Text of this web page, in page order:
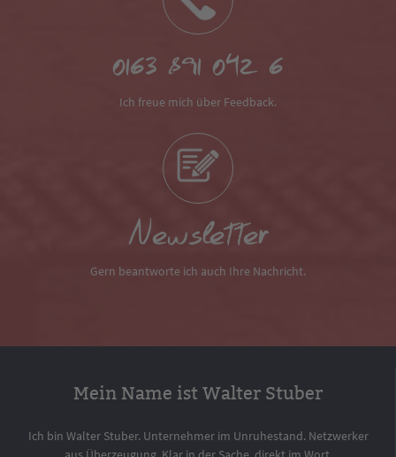
0163 891 042 6
Ich freue mich über Feedback.
Newsletter
Gern beantworte ich auch Ihre Nachricht.
Mein Name ist Walter Stuber
Ich bin Walter Stuber. Unternehmer im Unruhestand. Netzwerker